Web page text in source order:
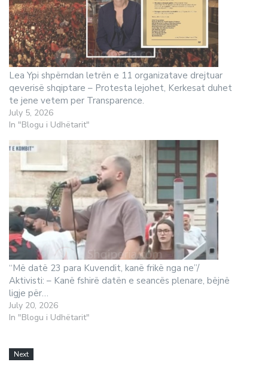
Lea Ypi shpërndan letrën e 11 organizatave drejtuar
qeverisë shqiptare – Protesta lejohet, Kerkesat duhet
te jene vetem per Transparence.
July 5, 2026
In "Blogu i Udhëtarit"
“Më datë 23 para Kuvendit, kanë frikë nga ne”/
Aktivisti: – Kanë fshirë datën e seancës plenare, bëjnë
ligje për…
July 20, 2026
In "Blogu i Udhëtarit"
Next